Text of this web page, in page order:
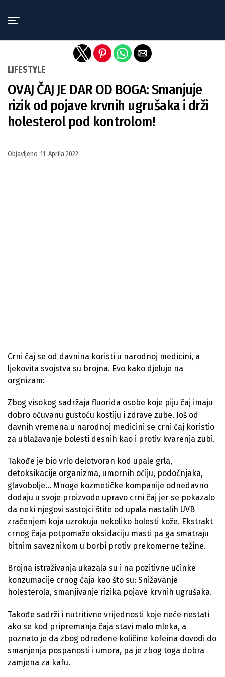
LIFESTYLE
OVAJ ČAJ JE DAR OD BOGA: Smanjuje
rizik od pojave krvnih ugrušaka i drži
holesterol pod kontrolom!
Objavljeno 11. Aprila 2022.
Crni čaj se od davnina koristi u narodnoj medicini, a
ljekovita svojstva su brojna. Evo kako djeluje na
orgnizam:
Zbog visokog sadržaja fluorida osobe koje piju čaj imaju
dobro očuvanu gustoću kostiju i zdrave zube. Još od
davnih vremena u narodnoj medicini se crni čaj koristio
za ublažavanje bolesti desnih kao i protiv kvarenja zubi.
Takođe je bio vrlo delotvoran kod upale grla,
detoksikacije organizma, umornih očiju, podočnjaka,
glavobolje… Mnoge kozmetičke kompanije odnedavno
dodaju u svoje proizvode upravo crni čaj jer se pokazalo
da neki njegovi sastojci štite od upala nastalih UVB
zračenjem koja uzrokuju nekoliko bolesti kože. Ekstrakt
crnog čaja potpomaže oksidaciju masti pa ga smatraju
bitnim saveznikom u borbi protiv prekomerne težine.
Brojna istraživanja ukazala su i na pozitivne učinke
konzumacije crnog čaja kao što su: Snižavanje
holesterola, smanjivanje rizika pojave krvnih ugrušaka.
Takođe sadrži i nutritivne vrijednosti koje neće nestati
ako se kod pripremanja čaja stavi malo mleka, a
poznato je da zbog određene količine kofeina dovodi do
smanjenja pospanosti i umora, pa je zbog toga dobra
zamjena za kafu.